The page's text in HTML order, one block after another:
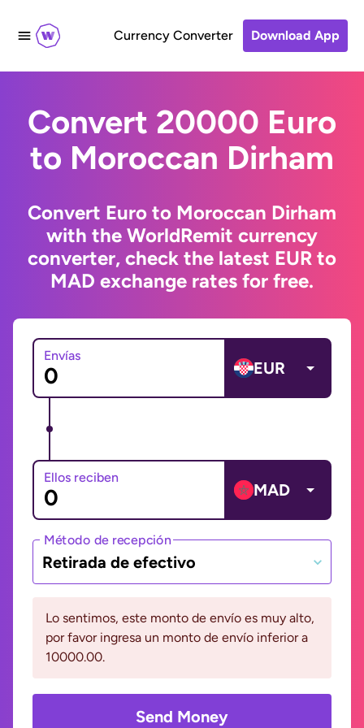
Currency Converter Download App
Convert 20000 Euro
to Moroccan Dirham
Convert Euro to Moroccan Dirham
with the WorldRemit currency
converter, check the latest EUR to
MAD exchange rates for free.
Envías
EUR
Ellos reciben
MAD
Método de recepción
Retirada de efectivo
Lo sentimos, este monto de envío es muy alto,
por favor ingresa un monto de envío inferior a
10000.00.
Send Money